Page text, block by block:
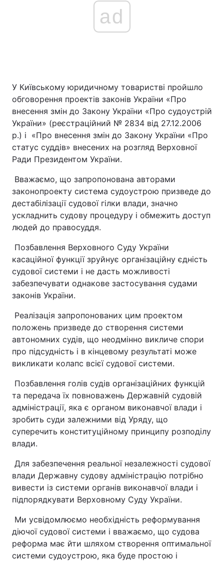
ad
У Київському юридичному товаристві пройшло
обговорення проектів законів України «Про
внесення змін до Закону України «Про судоустрій
України» (реєстраційний № 2834 від 27.12.2006
р.) і «Про внесення змін до Закону України «Про
статус суддів» внесених на розгляд Верховної
Ради Президентом України.
Вважаємо, що запропонована авторами
законопроекту система судоустрою призведе до
дестабілізації судової гілки влади, значно
ускладнить судову процедуру і обмежить доступ
людей до правосуддя.
Позбавлення Верховного Суду України
касаційної функції зруйнує організаційну єдність
судової системи і не дасть можливості
забезпечувати однакове застосування судами
законів України.
Реалізація запропонованих цим проектом
положень призведе до створення системи
автономних судів, що неодмінно викличе спори
про підсудність і в кінцевому результаті може
викликати колапс всієї судової системи.
Позбавлення голів судів організаційних функцій
та передача їх повноважень Державній судовій
адміністрації, яка є органом виконавчої влади і
зробить суди залежними від Уряду, що
суперечить конституційному принципу розподілу
влади.
Для забезпечення реальної незалежності судової
влади Державну судову адміністрацію потрібно
вивести із системи органів виконавчої влади і
підпорядкувати Верховному Суду України.
Ми усвідомлюємо необхідність реформування
діючої судової системи і вважаємо, що судова
реформа має йти шляхом створення оптимальної
системи судоустрою, яка буде простою і